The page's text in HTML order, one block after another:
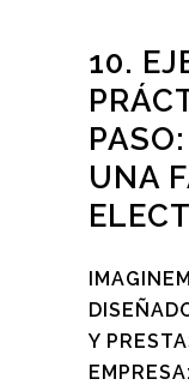
10.
UNA
Y
EMPRESA: